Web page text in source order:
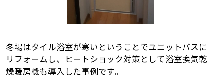
冬場はタイル浴室が寒いということでユニットバスに
リフォームし、ヒートショック対策として浴室換気乾
燥暖房機も導入した事例です。